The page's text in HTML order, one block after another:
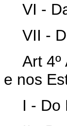
VI -
VII -
Art
e nos
I - Do